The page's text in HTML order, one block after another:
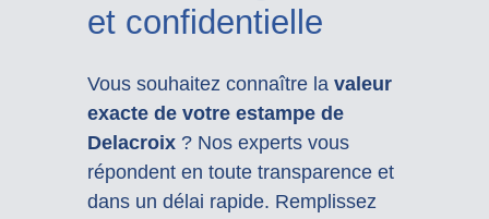
et confidentielle
Vous souhaitez connaître la valeur
exacte de votre estampe de
Delacroix? Nos experts vous
répondent en toute transparence et
dans un délai rapide. Remplissez